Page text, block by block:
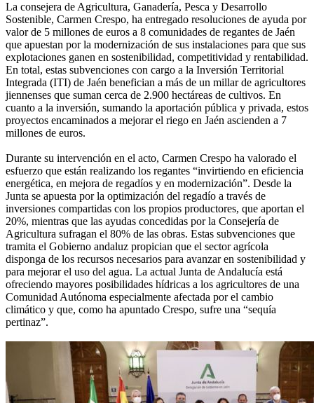
La consejera de Agricultura, Ganadería, Pesca y Desarrollo
Sostenible, Carmen Crespo, ha entregado resoluciones de ayuda por
valor de 5 millones de euros a 8 comunidades de regantes de Jaén
que apuestan por la modernización de sus instalaciones para que sus
explotaciones ganen en sostenibilidad, competitividad y rentabilidad.
En total, estas subvenciones con cargo a la Inversión Territorial
Integrada (ITI) de Jaén benefician a más de un millar de agricultores
jiennenses que suman cerca de 2.900 hectáreas de cultivos. En
cuanto a la inversión, sumando la aportación pública y privada, estos
proyectos encaminados a mejorar el riego en Jaén ascienden a 7
millones de euros.
Durante su intervención en el acto, Carmen Crespo ha valorado el
esfuerzo que están realizando los regantes “invirtiendo en eficiencia
energética, en mejora de regadíos y en modernización”. Desde la
Junta se apuesta por la optimización del regadío a través de
inversiones compartidas con los propios productores, que aportan el
20%, mientras que las ayudas concedidas por la Consejería de
Agricultura sufragan el 80% de las obras. Estas subvenciones que
tramita el Gobierno andaluz propician que el sector agrícola
disponga de los recursos necesarios para avanzar en sostenibilidad y
para mejorar el uso del agua. La actual Junta de Andalucía está
ofreciendo mayores posibilidades hídricas a los agricultores de una
Comunidad Autónoma especialmente afectada por el cambio
climático y que, como ha apuntado Crespo, sufre una “sequía
pertinaz”.